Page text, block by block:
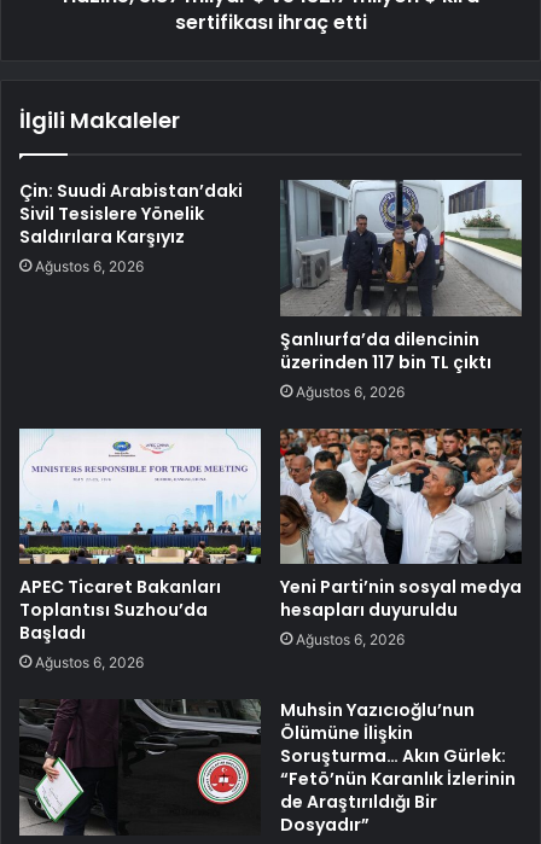
sertifikası ihraç etti
İlgili Makaleler
Çin: Suudi Arabistan’daki
Sivil Tesislere Yönelik
Saldırılara Karşıyız
Ağustos 6, 2026
Şanlıurfa’da dilencinin
üzerinden 117 bin TL çıktı
Ağustos 6, 2026
APEC Ticaret Bakanları
Toplantısı Suzhou’da
Başladı
Ağustos 6, 2026
Yeni Parti’nin sosyal medya
hesapları duyuruldu
Ağustos 6, 2026
Muhsin Yazıcıoğlu’nun
Ölümüne İlişkin
Soruşturma… Akın Gürlek:
“Fetö’nün Karanlık İzlerinin
de Araştırıldığı Bir
Dosyadır”